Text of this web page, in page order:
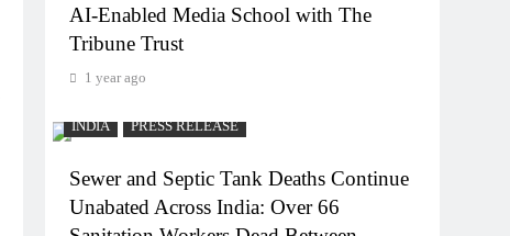
AI-Enabled Media School with The
Tribune Trust
1 year ago
INDIA PRESS RELEASE
Sewer and Septic Tank Deaths Continue
Unabated Across India: Over 66